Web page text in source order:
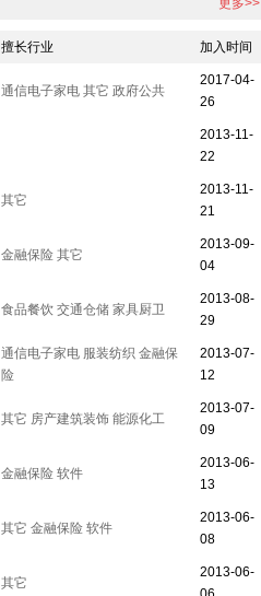
更多>>
擅长行业 加入时间
通信电子家电 其它 政府公共
2017-04-
26
2013-11-
22
其它
2013-11-
21
金融保险 其它
2013-09-
04
食品餐饮 交通仓储 家具厨卫
2013-08-
29
通信电子家电 服装纺织 金融保
险
2013-07-
12
其它 房产建筑装饰 能源化工
2013-07-
09
金融保险 软件
2013-06-
13
其它 金融保险 软件
2013-06-
08
其它
2013-06-